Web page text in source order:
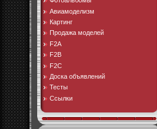
Авиамоделизм
Картинг
Продажа моделей
F2A
F2B
F2C
Доска объявлений
Тесты
Ссылки